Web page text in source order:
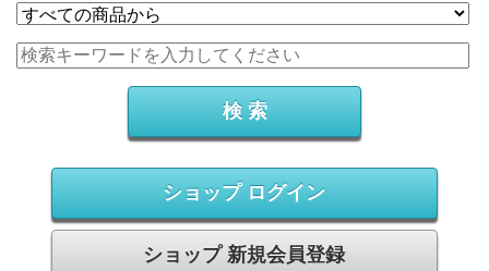
ショップ ログイン
ショップ 新規会員登録